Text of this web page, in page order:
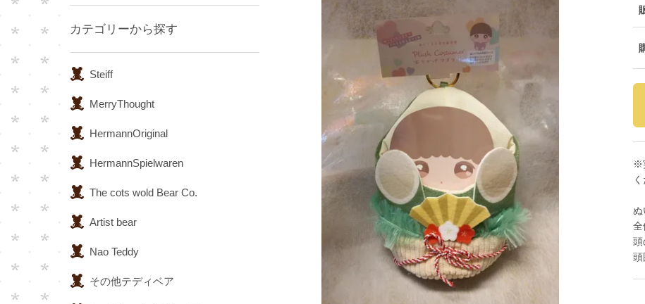
※
ぬ
全
頭
頭
カテゴリーから探す
Steiff
MerryThought
HermannOriginal
HermannSpielwaren
The cots wold Bear Co.
Artist bear
Nao Teddy
その他テディベア